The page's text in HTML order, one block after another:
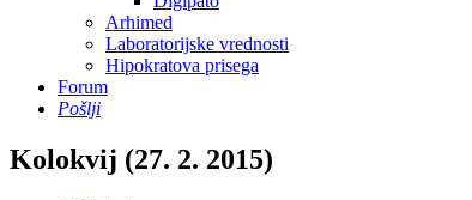
Arhimed
Laboratorijske vrednosti
Hipokratova prisega
Forum
Pošlji
Kolokvij (27. 2. 2015)